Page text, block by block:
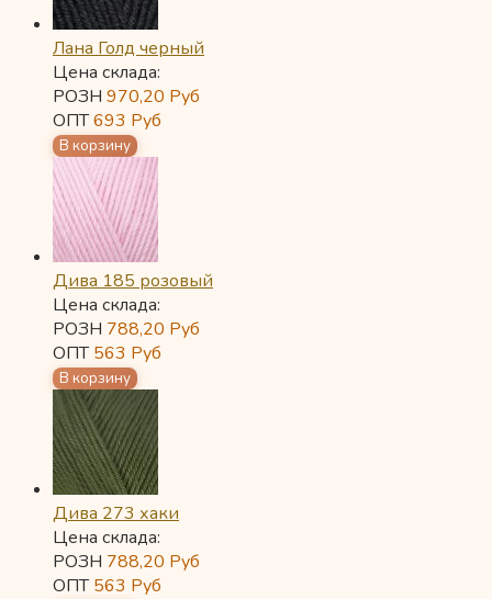
Лана Голд черный
Цена склада:
РОЗН 970,20 Руб
ОПТ693 Руб
Дива 185 розовый
Цена склада:
РОЗН 788,20 Руб
ОПТ563 Руб
Дива 273 хаки
Цена склада:
РОЗН 788,20 Руб
ОПТ563 Руб